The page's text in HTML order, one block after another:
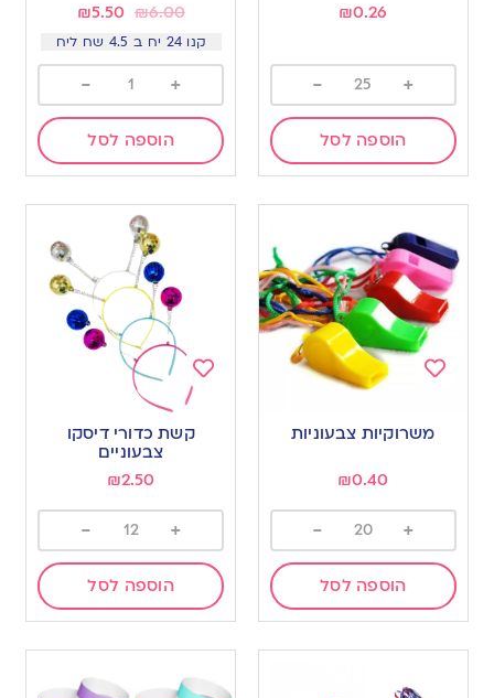
₪0.26
+
-
הוספה לסל
₪6.00
₪5.50
קנו 24 יח ב 4.5 שח ליח
+
-
הוספה לסל
wishlist
משרוקיות צבעוניות
₪0.40
+
-
הוספה לסל
Add
wishlist
קשת כדורי דיסקו
צבעוניים
₪2.50
+
-
הוספה לסל